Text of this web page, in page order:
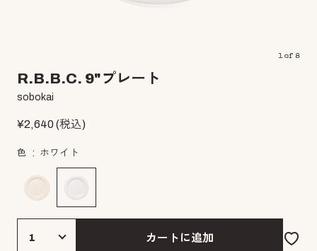
1of 8
R.B.B.C. 9"プレート
sobokai
¥2,640(税込)
色 ホワイト
カートに追加